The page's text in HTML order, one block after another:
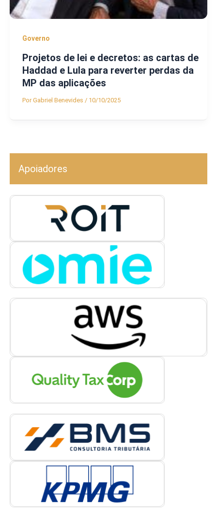
Governo
Projetos de lei e decretos: as cartas de
Haddad e Lula para reverter perdas da
MP das aplicações
PorGabriel Benevides / 10/10/2025
Apoiadores